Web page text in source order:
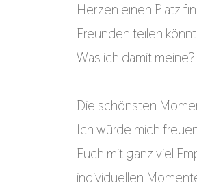
Herzen einen Platz
Freunden teilen
Was ich damit
Die schönsten
Ich würde mich
Euch mit ganz viel
individuellen